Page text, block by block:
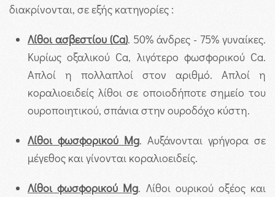
διακρίνονται, σε εξής κατηγορίες :
Λίθοι ασβεστίου (Ca). 50% άνδρες - 75% γυναίκες.
Κυρίως οξαλικού Ca, λιγότερο φωσφορικού Ca.
Απλοί η πολλαπλοί στον αριθμό. Απλοί η
κοραλιοειδείς λίθοι σε οποιοδήποτε σημείο του
ουροποιητικού, σπάνια στην ουροδόχο κύστη.
Λίθοι φωσφορικού Mg. Αυξάνονται γρήγορα σε
μέγεθος και γίνονται κοραλιοειδείς.
Λίθοι φωσφορικού Mg. Λίθοι ουρικού οξέος και